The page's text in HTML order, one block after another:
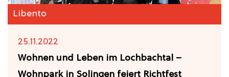
Libento
25.11.2022
Wohnen und Leben im Lochbachtal –
Wohnpark in Solingen feiert Richtfest